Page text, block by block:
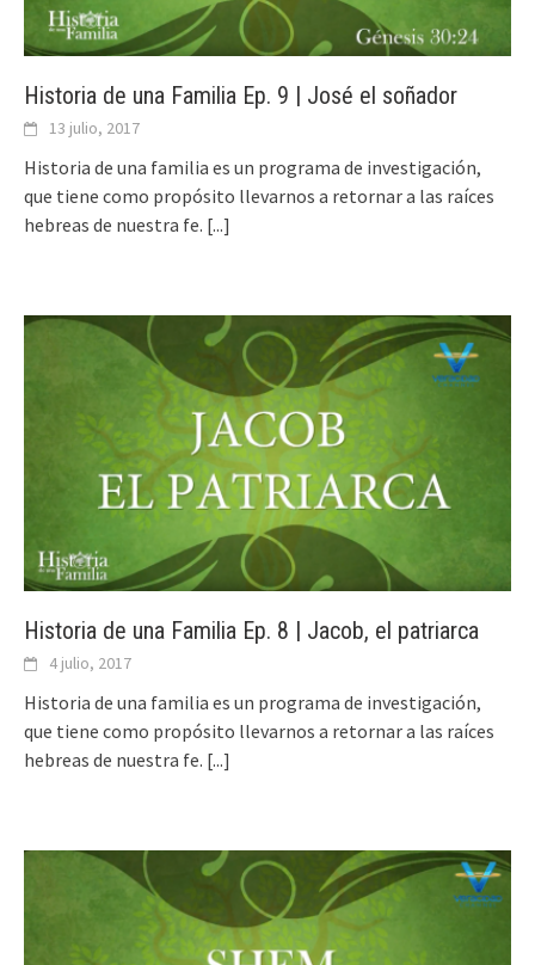
Historia de una Familia Ep. 9 | José el soñador
13 julio, 2017
Historia de una familia es un programa de investigación,
que tiene como propósito llevarnos a retornar a las raíces
hebreas de nuestra fe. [...]
Historia de una Familia Ep. 8 | Jacob, el patriarca
4 julio, 2017
Historia de una familia es un programa de investigación,
que tiene como propósito llevarnos a retornar a las raíces
hebreas de nuestra fe. [...]